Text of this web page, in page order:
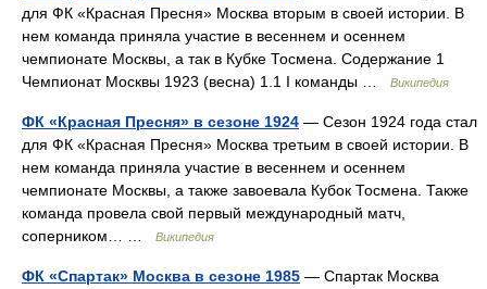
для ФК «Красная Пресня» Москва вторым в своей истории. В
нем команда приняла участие в весеннем и осеннем
чемпионате Москвы, а так в Кубке Тосмена. Содержание 1
Чемпионат Москвы 1923 (весна) 1.1 I команды …
Википедия
ФК «Красная Пресня» в сезоне 1924 — Сезон 1924 года стал
для ФК «Красная Пресня» Москва третьим в своей истории. В
нем команда приняла участие в весеннем и осеннем
чемпионате Москвы, а также завоевала Кубок Тосмена. Также
команда провела свой первый международный матч,
соперником… …
Википедия
ФК «Спартак» Москва в сезоне 1985 — Спартак Москва